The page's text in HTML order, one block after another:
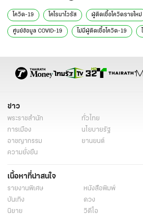
โควิด-19 โคโรนาไวรัส ผู้ติดเชื้อโควิดรายใหม่
ศูนย์ข้อมูล COVID-19 ไม่มีผู้ติดเชื้อโควิด-19
ข่าว
พระราชสำนัก ทั่วไทย
การเมือง
นโยบายรัฐ
อาชญากรรม
ยานยนต์
ความยั่งยืน
เนื้อหาที่น่าสนใจ
รายงานพิเศษ หนังสือพิมพ์
บันเทิง
ดวง
นิยาย
วิดีโอ